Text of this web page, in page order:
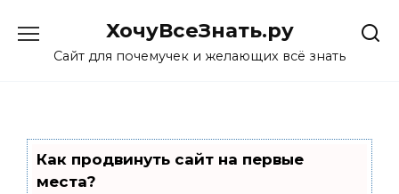
content
ХочуВсеЗнать.ру
Сайт для почемучек и желающих всё знать
Как продвинуть сайт на первые
места?